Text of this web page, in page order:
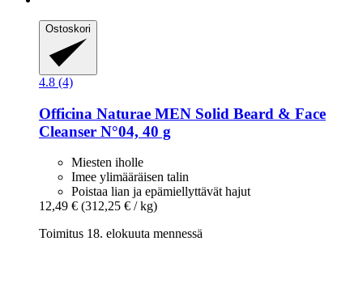
Ostoskori
4.8 (4)
Officina Naturae MEN Solid Beard & Face
Cleanser N°04, 40 g
Miesten iholle
Imee ylimääräisen talin
Poistaa lian ja epämiellyttävät hajut
12,49 € (312,25 € / kg)
Toimitus 18. elokuuta mennessä